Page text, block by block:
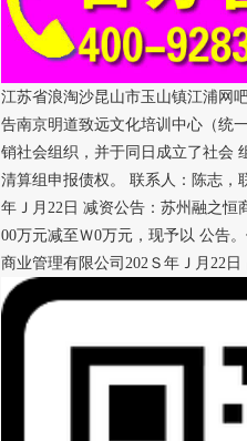
江苏省浪淘沙昆山市玉山镇江浦网
告南京明道致远文化培训中心（统
销社会组织，并于同日成立了社会
清算组申报债权。 联系人：陈志，
年Ｊ月22日 减资公告：苏州融之恒
00万元减至Ｗ0万元，现予以 公告
商业管理有限公司202Ｓ年Ｊ月22